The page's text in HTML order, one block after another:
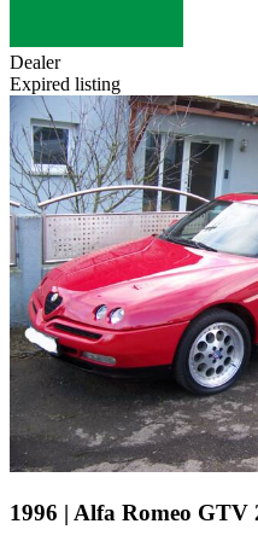
Dealer
Expired listing
1996 | Alfa Romeo